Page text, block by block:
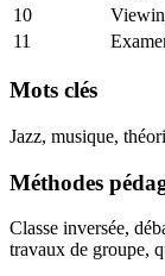
10
11
Mots clés
Jazz, musique,
Méthodes
Classe inversée,
travaux de groupe,